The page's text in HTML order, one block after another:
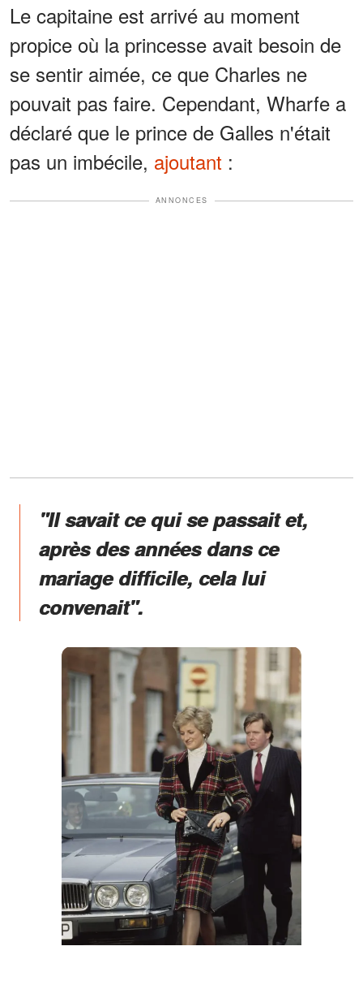
Le capitaine est arrivé au moment
propice où la princesse avait besoin de
se sentir aimée, ce que Charles ne
pouvait pas faire. Cependant, Wharfe a
déclaré que le prince de Galles n'était
pas un imbécile, ajoutant :
ANNONCES
"Il savait ce qui se passait et,
après des années dans ce
mariage difficile, cela lui
convenait".